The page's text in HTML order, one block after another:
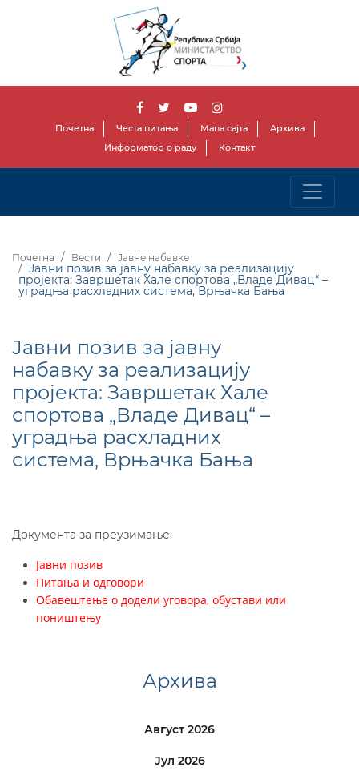
Почетна Честа питања Мапа сајта
Архива
Информатор о раду
Контакт
Почетна Вести Јавне набавке
Јавни позив за јавну набавку за реализацију
пројекта: Завршетак Хале спортова „Владе Дивац“ –
уградња расхладних система, Врњачка Бања
Јавни позив за јавну
набавку за реализацију
пројекта: Завршетак Хале
спортова „Владе Дивац“ –
уградња расхладних
система, Врњачка Бања
Документа за преузимање:
Јавни позив
Питања и одговори
Обавештење о додели уговора, обустави или
поништењу
Архива
Август 2026
Јул 2026